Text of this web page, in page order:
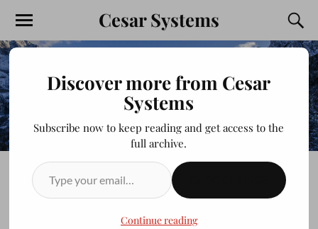
Cesar Systems
CREAR UNA PAGINA WEB
FACIL DESDE 0 #1
Discover more from Cesar
Systems
Subscribe now to keep reading and get access to the
full archive.
Continue reading